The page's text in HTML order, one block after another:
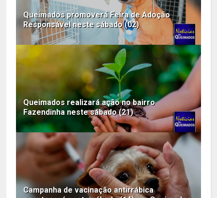
Queimados promoverá Feira de Adoção
Responsável neste sábado (02)
Queimados realizará ação no bairro
Fazendinha neste sábado (21)
Campanha de vacinação antirrábica